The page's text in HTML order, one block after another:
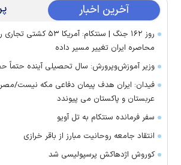
آخرین اخبار
روز ۱۶۲ جنگ | سنتکام: آمریکا
محاصره ایران تغییر مسیر داده
وزیر آموزش‌وپرورش: سال تحصیلی آینده
فیدان: ایران هدف پیمان دفاعی مکه نیست/مصر
عربستان و پاکستان می پیوندد
سفر فرمانده سنتکام به تل آویو
انتقاد جامعه روحانیت مبارز از باقر خرازی
کوروش اژدهاکش پرسپولیسی شد